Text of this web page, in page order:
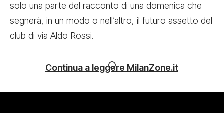
solo una parte del racconto di una domenica che
segnerà, in un modo o nell’altro, il futuro assetto del
club di via Aldo Rossi.
Continua a leggere MilanZone.it